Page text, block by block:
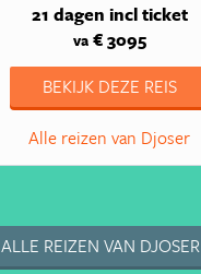
21 dagen incl ticket
va€ 3095
BEKIJK DEZE REIS
Alle reizen van Djoser
ALLE REIZEN VAN DJOSER